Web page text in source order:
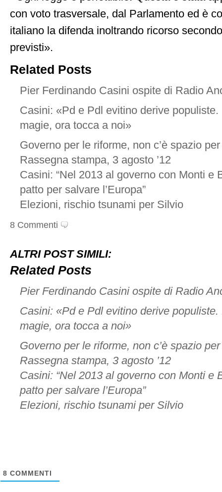
con voto trasversale, dal Parlamento ed è
italiano la difenda inoltrando ricorso
previsti».
Related Posts
Pier Ferdinando Casini ospite di Radio
Casini: «Pd e Pdl evitino derive populiste.
magie, ora tocca a noi»
Governo per le riforme, non c’è spazio
Rassegna stampa, 3 agosto ’12
Casini: “Nel 2013 al governo con Monti e
patto per salvare l’Europa”
Elezioni, rischio tsunami per Silvio
8 Commenti
ALTRI POST SIMILI:
Related Posts
Pier Ferdinando Casini ospite di Radio
Casini: «Pd e Pdl evitino derive populiste.
magie, ora tocca a noi»
Governo per le riforme, non c’è spazio
Rassegna stampa, 3 agosto ’12
Casini: “Nel 2013 al governo con Monti e
patto per salvare l’Europa”
Elezioni, rischio tsunami per Silvio
8 COMMENTI